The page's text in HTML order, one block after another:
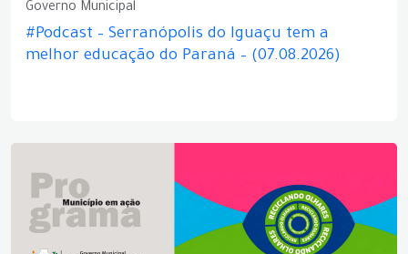
Governo Municipal
#Podcast – Serranópolis do Iguaçu tem a
melhor educação do Paraná – (07.08.2026)